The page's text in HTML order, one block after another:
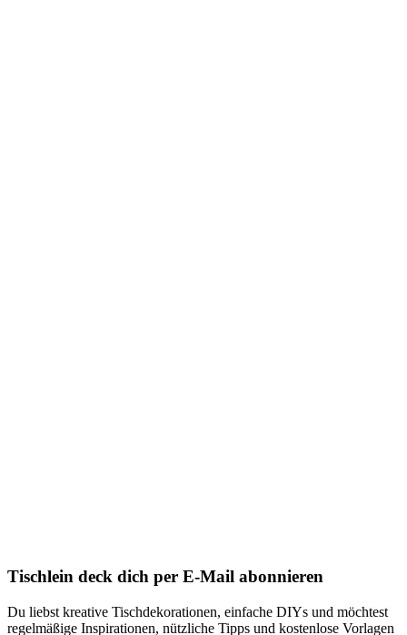
Tischlein deck dich per E-Mail abonnieren
Du liebst kreative Tischdekorationen, einfache DIYs und möchtest
regelmäßige Inspirationen, nützliche Tipps und kostenlose Vorlagen